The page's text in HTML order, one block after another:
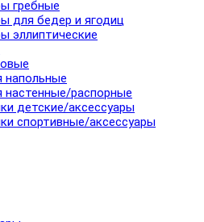
гребные
для бедер и ягодиц
эллиптические
напольные
настенные/распорные
детские/аксессуары
спортивные/аксессуары